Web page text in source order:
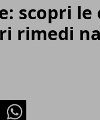
scopri le
rimedi
Whatsapp